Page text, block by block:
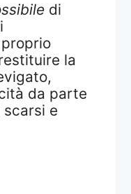
di
la
da parte
e